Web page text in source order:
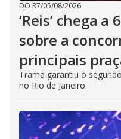
DO R7/05/08/2026
‘Reis’ chega
sobre a
principais
Trama garantiu o
no Rio de Janeiro